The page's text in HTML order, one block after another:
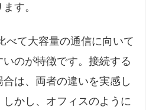
す。
べて大容量の通信に向いて
のが特徴です。接続する
は、両者の違いを実感し
かし、オフィスのように